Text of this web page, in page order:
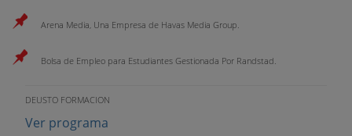
Consolidación de bienes
Verificación de los bienes
Transporte de carga
Arena Media, Una Empresa de Havas Media Group.
Bolsa de Empleo para Estudiantes Gestionada Por Randstad.
DEUSTO FORMACION
Ver programa